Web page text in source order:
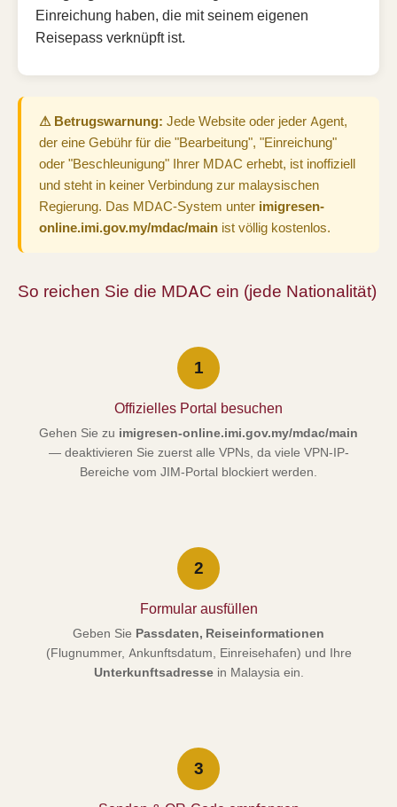
Einreichung haben, die mit seinem eigenen
Reisepass verknüpft ist.
⚠ Betrugswarnung: Jede Website oder jeder Agent,
der eine Gebühr für die "Bearbeitung", "Einreichung"
oder "Beschleunigung" Ihrer MDAC erhebt, ist inoffiziell
und steht in keiner Verbindung zur malaysischen
Regierung. Das MDAC-System unter imigresen-
online.imi.gov.my/mdac/main ist völlig kostenlos.
So reichen Sie die MDAC ein (jede Nationalität)
1
Offizielles Portal besuchen
Gehen Sie zu imigresen-online.imi.gov.my/mdac/main
— deaktivieren Sie zuerst alle VPNs, da viele VPN-IP-
Bereiche vom JIM-Portal blockiert werden.
2
Formular ausfüllen
Geben Sie Passdaten, Reiseinformationen
(Flugnummer, Ankunftsdatum, Einreisehafen) und Ihre
Unterkunftsadressein Malaysia ein.
3